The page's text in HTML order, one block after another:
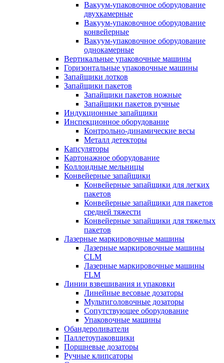
Вакуум-упаковочное оборудование
двухкамерные
Вакуум-упаковочное оборудование
конвейерные
Вакуум-упаковочное оборудование
однокамерные
Вертикальные упаковочные машины
Горизонтальные упаковочные машины
Запайщики лотков
Запайщики пакетов
Запайщики пакетов ножные
Запайщики пакетов ручные
Индукционные запайщики
Инспекционное оборудование
Контрольно-динамические весы
Металл детекторы
Капсуляторы
Картонажное оборудование
Коллоидные мельницы
Конвейерные запайщики
Конвейерные запайщики для легких
пакетов
Конвейерные запайщики для пакетов
средней тяжести
Конвейерные запайщики для тяжелых
пакетов
Лазерные маркировочные машины
Лазерные маркировочные машины
CLM
Лазерные маркировочные машины
FLM
Линии взвешивания и упаковки
Линейные весовые дозаторы
Мультиголовочные дозаторы
Сопутствующее оборудование
Упаковочные машины
Обандероливатели
Паллетоупаковщики
Поршневые дозаторы
Ручные клипсаторы